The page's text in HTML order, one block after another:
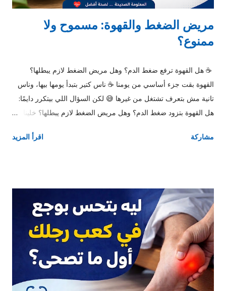
مريض الضغط والقهوة: مسموح ولا
ممنوع؟
☕ هل القهوة ترفع ضغط الدم؟ وهل مريض الضغط لازم يبطلها؟
القهوة بقت جزء أساسي من يومنا ☕ ناس كتير بتبدأ يومها بيها، وناس
تانية مش بتعرف تشتغل من غيرها 😅 لكن السؤال اللي بيتكرر دايمًا:
هل القهوة بتزود ضغط الدم؟ وهل مريض الضغط لازم يبطلها؟ خلينا
المختصرة: ✔️ أيوه… لكن بشكل مؤقت الكافيين اللي في القهوة
بيرجع طبيعي بسرعة 🫀 لو مريض ضغط: الموضوع يعتمد على: هل
الضغط متظبط ولا لأ حساسية الجسم للكافيين 🧠 مين لازم ياخد باله؟
مرضى الضغط غير المنتظم كبار السن اللي بيحسوا بخفقان بعد القهوة
اللي ضغطهم بيعلى بعد ما يشربوها ❤️ القهوة مفيدة ولا مضرة للقلب؟
المفاجأة 👇 ✔️ دراسات كتير بتقول إن القهوة باعتدال: ممكن تقلل خطر
أمراض القلب تحسن النشاط والتركيز ❗ لكن: الإفراط = مشاكل
(خفقان + قلق + ارتفاع ضغط) ☕ الكمية المسموحة غالبًا: 👉 من 1 لـ 2
مشاركة اقرأ المزيد